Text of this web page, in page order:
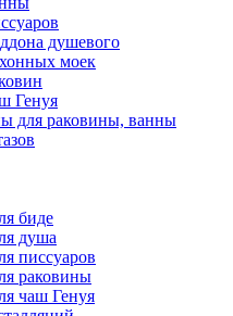
душевого
моек
Генуя
для раковины, ванны
биде
душа
писсуаров
раковины
чаш Генуя